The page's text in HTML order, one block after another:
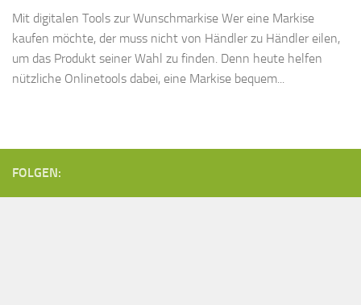
Mit digitalen Tools zur Wunschmarkise Wer eine Markise
kaufen möchte, der muss nicht von Händler zu Händler eilen,
um das Produkt seiner Wahl zu finden. Denn heute helfen
nützliche Onlinetools dabei, eine Markise bequem...
FOLGEN: